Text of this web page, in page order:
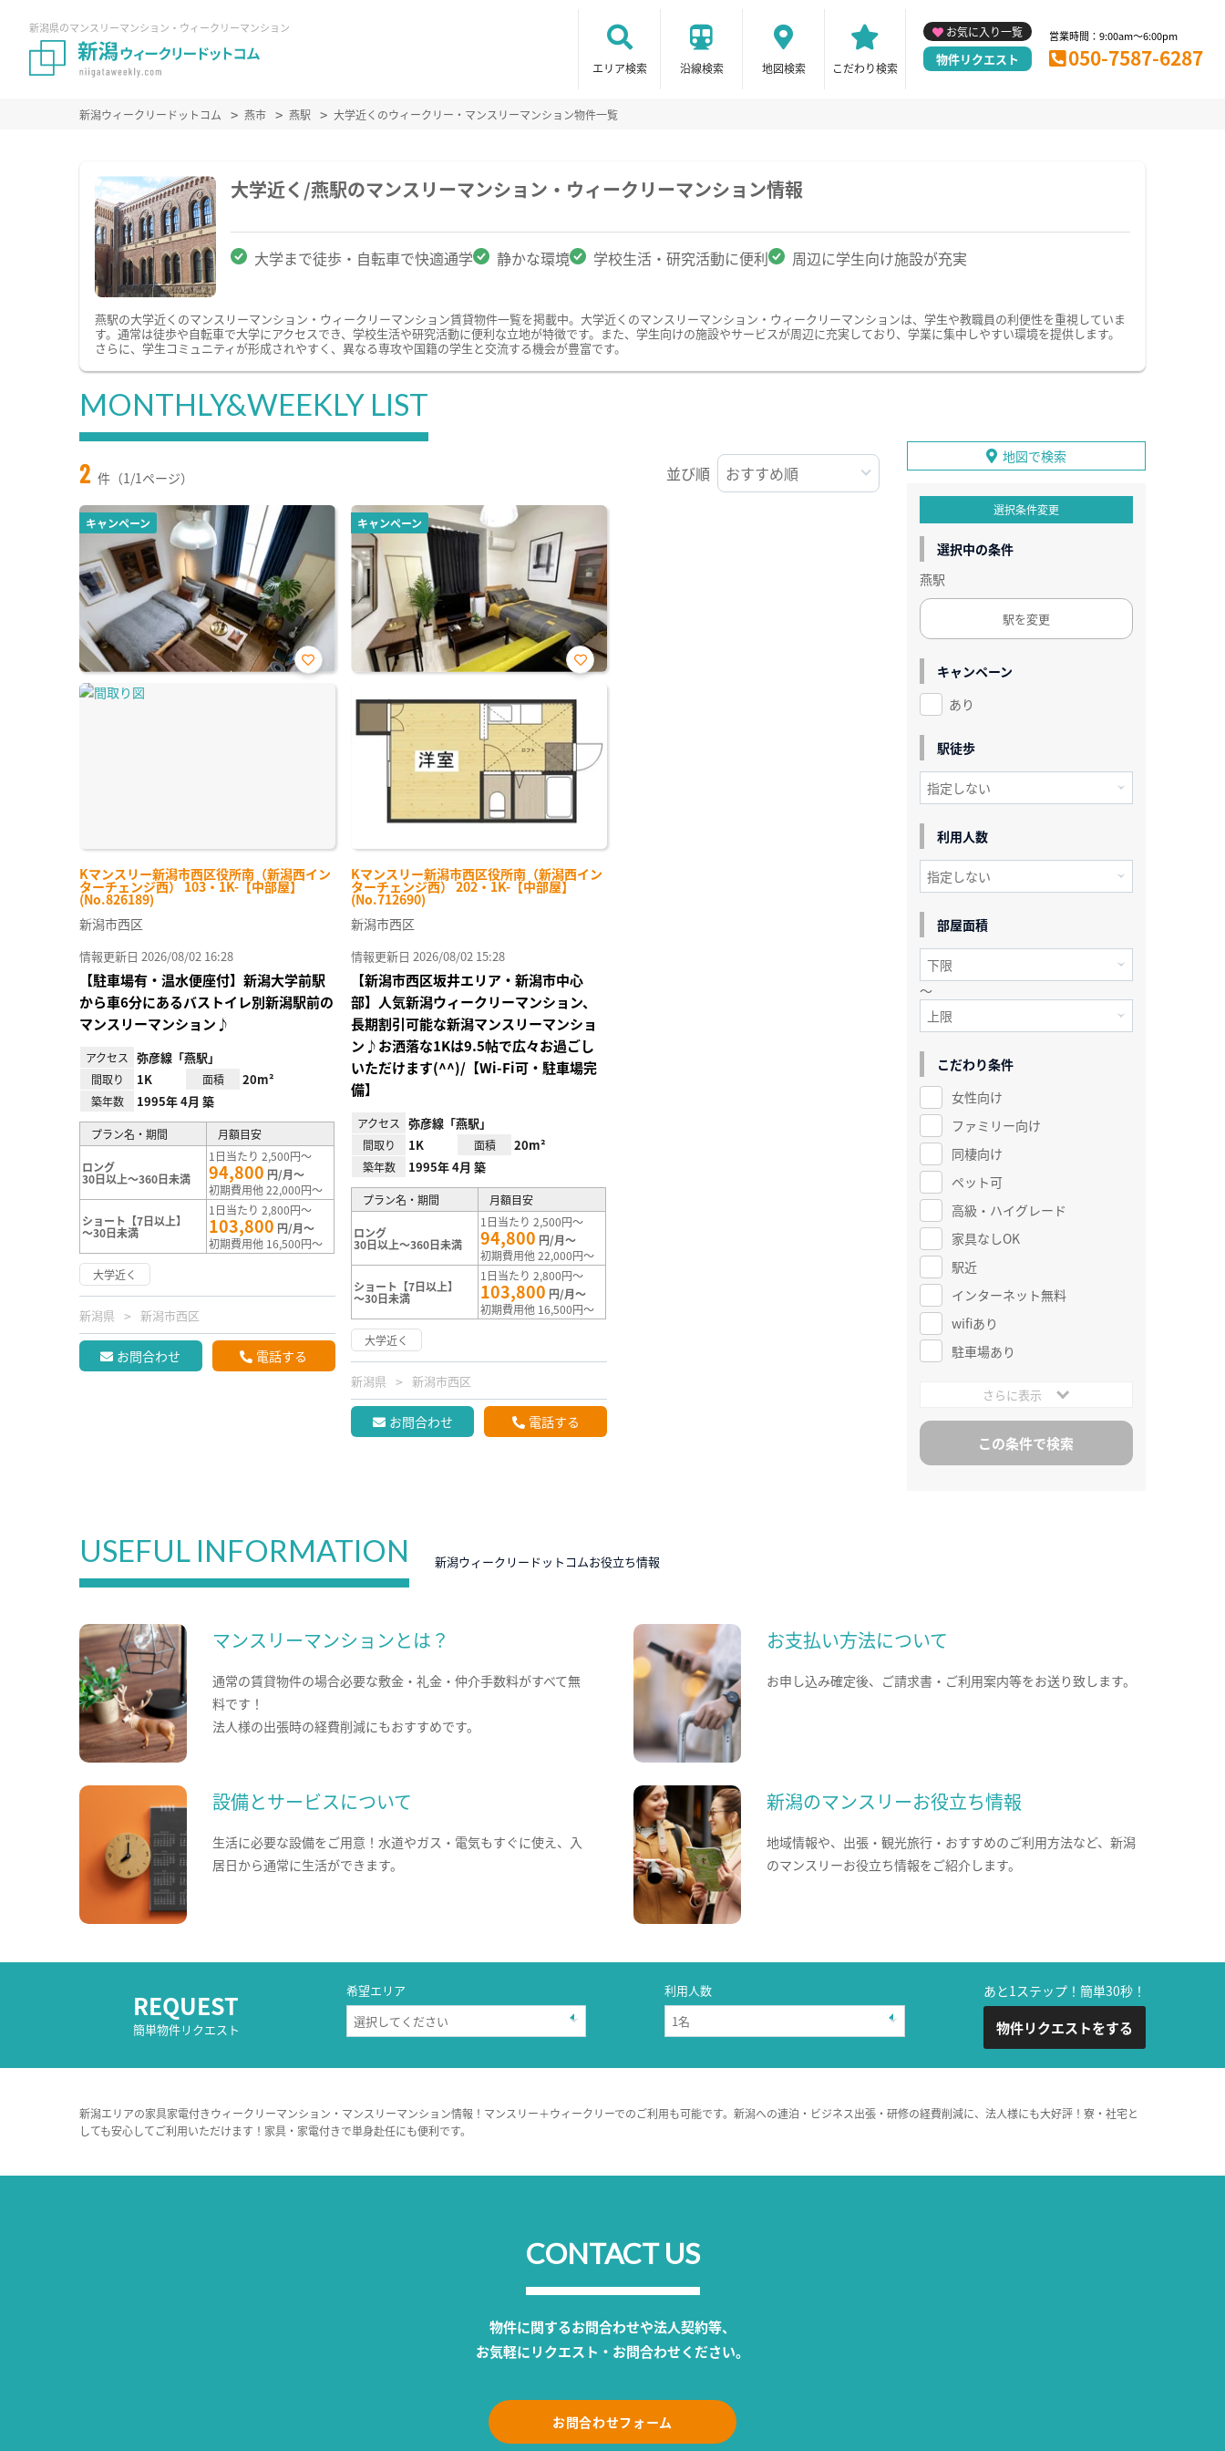
新潟県のマンスリーマンション・ウィークリーマンション
エリア検索 沿線検索 地図検索 こだわり検索
お気に入り一覧
物件リクエスト
営業時間：9:00am～6:00pm
050-7587-6287
新潟ウィークリードットコム 燕市 燕駅 大学近くのウィークリー・マンスリーマンション物件一覧
大学近く/燕駅のマンスリーマンション・ウィークリーマンション情報
大学まで徒歩・自転車で快適通学 静かな環境 学校生活・研究活動に便利 周辺に学生向け施設が充実
燕駅の大学近くのマンスリーマンション・ウィークリーマンション賃貸物件一覧を掲載中。大学近くのマンスリーマンション・ウィークリーマンションは、学生や教職員の利便性を重視していま
す。通常は徒歩や自転車で大学にアクセスでき、学校生活や研究活動に便利な立地が特徴です。また、学生向けの施設やサービスが周辺に充実しており、学業に集中しやすい環境を提供します。
さらに、学生コミュニティが形成されやすく、異なる専攻や国籍の学生と交流する機会が豊富です。
MONTHLY&WEEKLY LIST
2 件（1/1ページ） 並び順
キャンペーン
Kマンスリー新潟市西区役所南（新潟西イン
ターチェンジ西） 103・1K-【中部屋】
(No.826189)
お気
新潟市西区
情報更新日 2026/08/02 16:28
【駐車場有・温水便座付】新潟大学前駅
から車6分にあるバストイレ別新潟駅前の
マンスリーマンション♪
アクセス 弥彦線「燕駅」
間取り 1K 面積 20m²
築年数 1995年 4月 築
プラン名・期間 月額目安
ロング
30日以上～360日未満
1日当たり 2,500円～
94,800 円/月～
初期費用他 22,000円～
ショート【7日以上】
～30日未満
1日当たり 2,800円～
103,800 円/月～
初期費用他 16,500円～
大学近く
新潟県 新潟市西区
お問合わせ 電話する
キャンペーン
Kマンスリー新潟市西区役所南（新潟西イン
ターチェンジ西） 202・1K-【中部屋】
(No.712690)
お気
り登
録
新潟市西区
情報更新日 2026/08/02 15:28
【新潟市西区坂井エリア・新潟市中心
部】人気新潟ウィークリーマンション、
長期割引可能な新潟マンスリーマンショ
ン♪お洒落な1Kは9.5帖で広々お過ごし
いただけます(^^)/【Wi-Fi可・駐車場完
備】
アクセス 弥彦線「燕駅」
間取り 1K 面積 20m²
築年数 1995年 4月 築
プラン名・期間 月額目安
ロング
30日以上～360日未満
1日当たり 2,500円～
94,800 円/月～
初期費用他 22,000円～
ショート【7日以上】
～30日未満
1日当たり 2,800円～
103,800 円/月～
初期費用他 16,500円～
大学近く
新潟県 新潟市西区
お問合わせ 電話する
地図で検索
選択条件変更
選択中の条件
燕駅
駅を変更
キャンペーン
あり
駅徒歩
利用人数
部屋面積
～
こだわり条件
女性向け
ファミリー向け
同棲向け
ペット可
高級・ハイグレード
家具なしOK
駅近
インターネット無料
wifiあり
駐車場あり
さらに表示
USEFUL INFORMATION 新潟ウィークリードットコムお役立ち情報
マンスリーマンションとは？
通常の賃貸物件の場合必要な敷金・礼金・仲介手数料がすべて無
料です！
法人様の出張時の経費削減にもおすすめです。
お支払い方法について
お申し込み確定後、ご請求書・ご利用案内等をお送り致します。
設備とサービスについて
生活に必要な設備をご用意！水道やガス・電気もすぐに使え、入
居日から通常に生活ができます。
新潟のマンスリーお役立ち情報
地域情報や、出張・観光旅行・おすすめのご利用方法など、新潟
のマンスリーお役立ち情報をご紹介します。
REQUEST
簡単物件リクエスト
希望エリア 利用人数 あと1ステップ！簡単30秒！
物件リクエストをする
新潟エリアの家具家電付きウィークリーマンション・マンスリーマンション情報！マンスリー＋ウィークリーでのご利用も可能です。新潟への連泊・ビジネス出張・研修の経費削減に、法人様にも大好評！寮・社宅と
しても安心してご利用いただけます！家具・家電付きで単身赴任にも便利です。
CONTACT US
物件に関するお問合わせや法人契約等、
お気軽にリクエスト・お問合わせください。
お問合わせフォーム